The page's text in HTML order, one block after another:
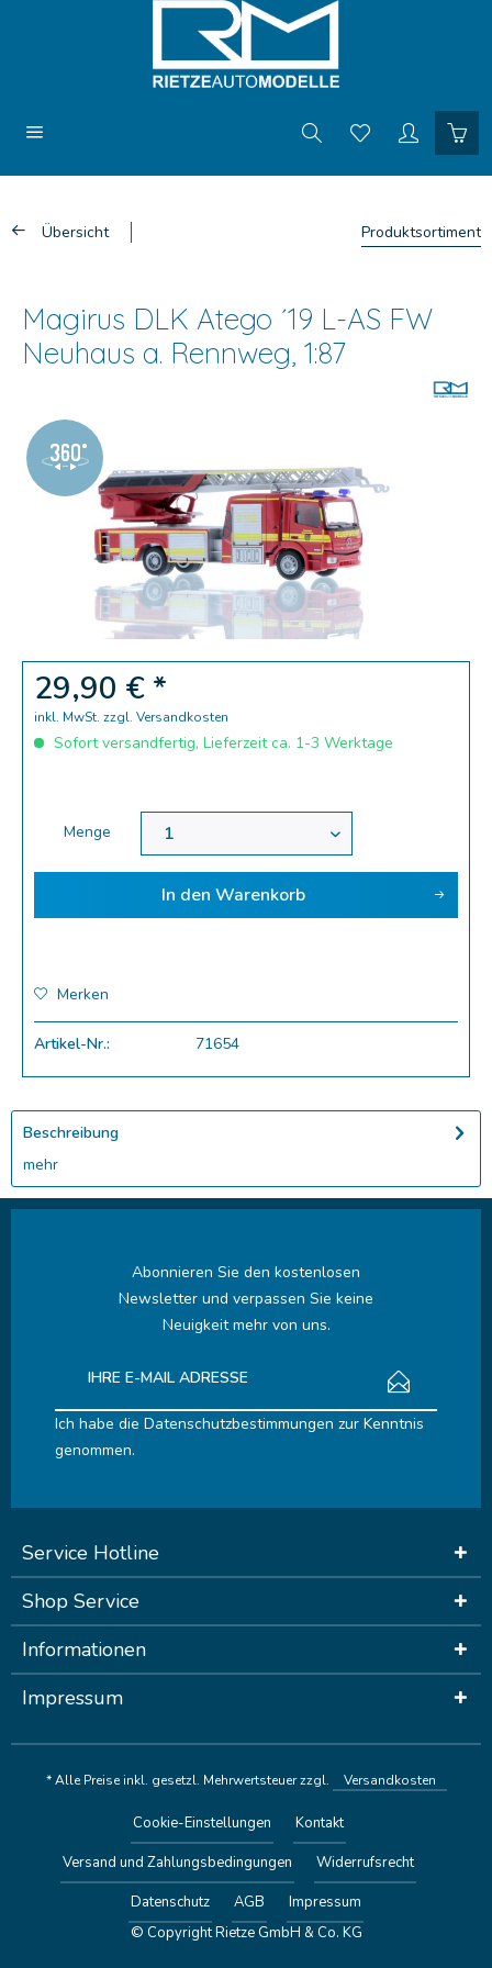
Übersicht Produktsortiment
Magirus DLK Atego ´19 L-AS FW
Neuhaus a. Rennweg, 1:87
29,90 € *
inkl. MwSt. zzgl. Versandkosten
Sofort versandfertig, Lieferzeit ca. 1-3 Werktage
Menge
In den Warenkorb
Merken
Artikel-Nr.: 71654
Beschreibung
mehr
Abonnieren Sie den kostenlosen
Newsletter und verpassen Sie keine
Neuigkeit mehr von uns.
Ich habe die Datenschutzbestimmungen zur Kenntnis
genommen.
Service Hotline
Shop Service
Informationen
Impressum
* Alle Preise inkl. gesetzl. Mehrwertsteuer zzgl. Versandkosten
Cookie-Einstellungen
Kontakt
Versand und Zahlungsbedingungen
Widerrufsrecht
Datenschutz
AGB
Impressum
© Copyright Rietze GmbH & Co. KG